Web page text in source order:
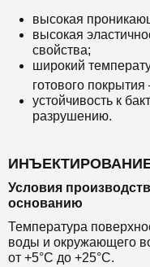
высокая
высокая
свойства;
широкий
готового покрытия
устойчивость к
разрушению.
Условия
основанию
Температура
воды и окружающего
от +5°С до +25°С.